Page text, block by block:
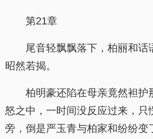
第21章
尾音轻飘飘落下，柏丽和话
昭然若揭。
柏明豪还陷在母亲竟然袒护
怒之中，一时间没反应过来，只
旁，倒是严玉青与柏家和纷纷变